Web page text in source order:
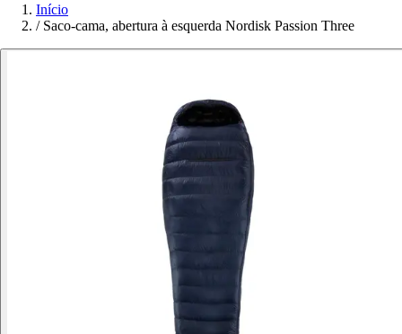
Início
/ Saco-cama, abertura à esquerda Nordisk Passion Three